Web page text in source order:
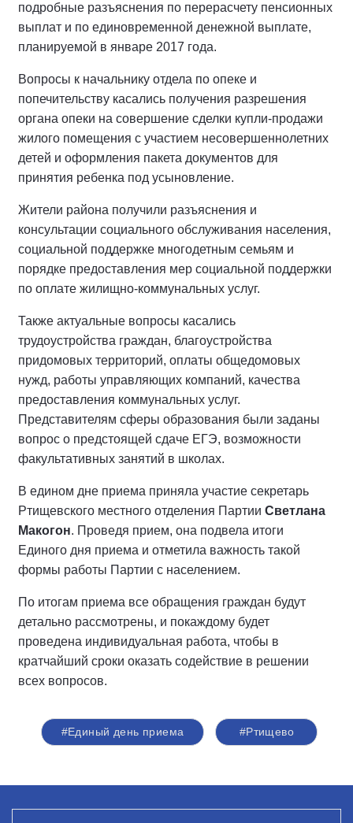
подробные разъяснения по перерасчету пенсионных
выплат и по единовременной денежной выплате,
планируемой в январе 2017 года.
Вопросы к начальнику отдела по опеке и
попечительству касались получения разрешения
органа опеки на совершение сделки купли-продажи
жилого помещения с участием несовершеннолетних
детей и оформления пакета документов для
принятия ребенка под усыновление.
Жители района получили разъяснения и
консультации социального обслуживания населения,
социальной поддержке многодетным семьям и
порядке предоставления мер социальной поддержки
по оплате жилищно-коммунальных услуг.
Также актуальные вопросы касались
трудоустройства граждан, благоустройства
придомовых территорий, оплаты общедомовых
нужд, работы управляющих компаний, качества
предоставления коммунальных услуг.
Представителям сферы образования были заданы
вопрос о предстоящей сдаче ЕГЭ, возможности
факультативных занятий в школах.
В едином дне приема приняла участие секретарь
Ртищевского местного отделения Партии Светлана
Макогон. Проведя прием, она подвела итоги
Единого дня приема и отметила важность такой
формы работы Партии с населением.
По итогам приема все обращения граждан будут
детально рассмотрены, и покаждому будет
проведена индивидуальная работа, чтобы в
кратчайший сроки оказать содействие в решении
всех вопросов.
#Единый день приема #Ртищево